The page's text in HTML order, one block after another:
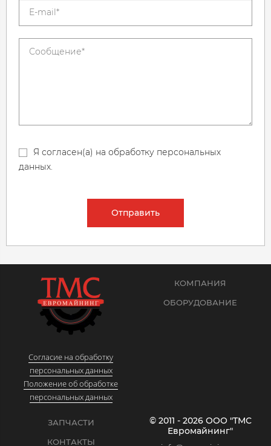
Я согласен(а) на обработку персональных
данных.
Отправить
Согласие на обработку
персональных данных
Положение об обработке
персональных данных
КОМПАНИЯ
ОБОРУДОВАНИЕ
ЗАПЧАСТИ
КОНТАКТЫ
© 2011 - 2026 ООО "ТМС
Евромайнинг"